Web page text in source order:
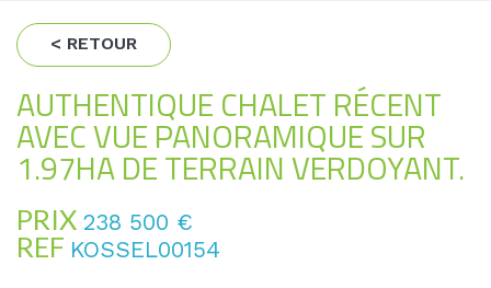
< RETOUR
AUTHENTIQUE CHALET RÉCENT
AVEC VUE PANORAMIQUE SUR
1.97HA DE TERRAIN VERDOYANT.
PRIX 238 500 €
REF KOSSEL00154